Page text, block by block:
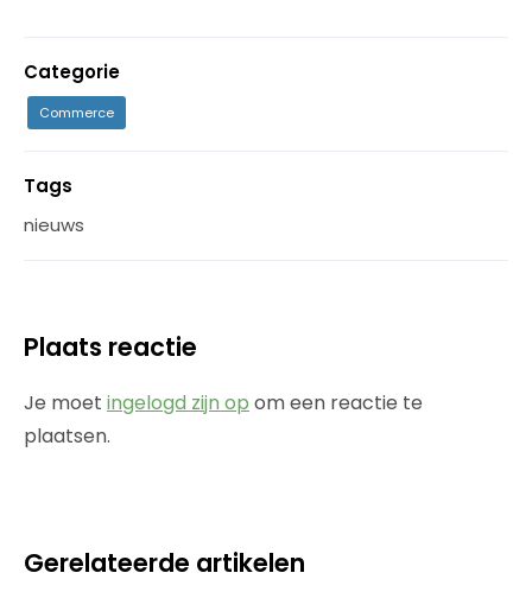
Categorie
Commerce
Tags
nieuws
Plaats reactie
Je moet ingelogd zijn op om een reactie te
plaatsen.
Gerelateerde artikelen